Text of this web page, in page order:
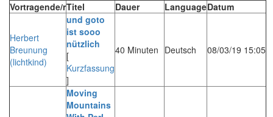
Vortragende/rTitel Dauer LanguageDatum
Herbert
Breunung
(‎lichtkind‎)
‎und goto
ist sooo
nützlich‎
[
Kurzfassung
]
40 Minuten Deutsch 08/03/19 15:05
‎Moving
Mountains